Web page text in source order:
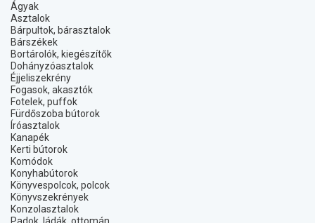
Ágyak
Asztalok
Bárpultok, bárasztalok
Bárszékek
Bortárolók, kiegészítők
Dohányzóasztalok
Éjjeliszekrény
Fogasok, akasztók
Fotelek, puffok
Fürdőszoba bútorok
Íróasztalok
Kanapék
Kerti bútorok
Komódok
Konyhabútorok
Könyvespolcok, polcok
Könyvszekrények
Konzolasztalok